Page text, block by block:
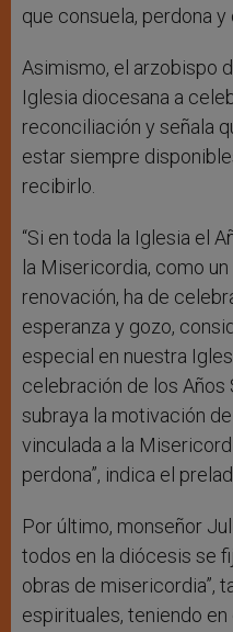
que consuela, perdona y
Asimismo, el arzobispo
Iglesia diocesana a
reconciliación y señala
estar siempre
recibirlo.
“Si en toda la Iglesia el
la Misericordia, como
renovación, ha de
esperanza y gozo,
especial en nuestra
celebración de los Años
subraya la motivación
vinculada a la
perdona”, indica el
Por último, monseñor
todos en la diócesis se
obras de misericordia”,
espirituales, teniendo